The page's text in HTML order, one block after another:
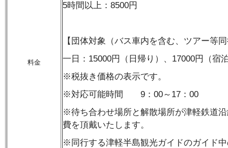
料金
5時間以上：8500円
【団体対象（バス車内を含む、ツアー等
一日：15000円（日帰り）、17000円（宿
※税抜き価格の表示です。
※対応可能時間 9：00～17：00
※待ち合わせ場所と解散場所が津軽鉄道
費を頂戴いたします。
※同行する津軽半島観光ガイドのガイド